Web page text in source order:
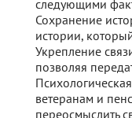
следующими
Сохранение
истории,
Укрепление
позволяя
ветеранам и
переосмыслить